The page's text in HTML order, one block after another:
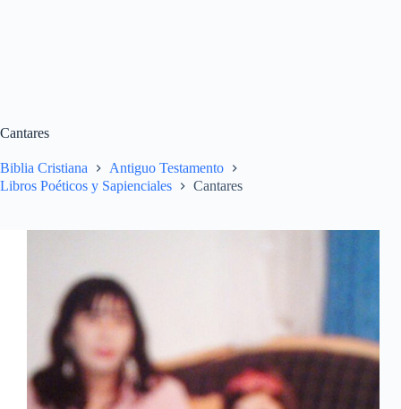
Cantares
Biblia Cristiana
Antiguo Testamento
Libros Poéticos y Sapienciales
Cantares